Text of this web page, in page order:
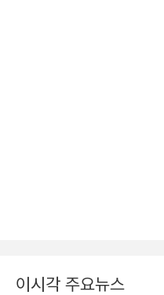
이시각 주요뉴스